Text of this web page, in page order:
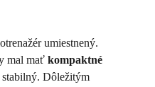
umiestnený.
mal mať kompaktné
Dôležitým